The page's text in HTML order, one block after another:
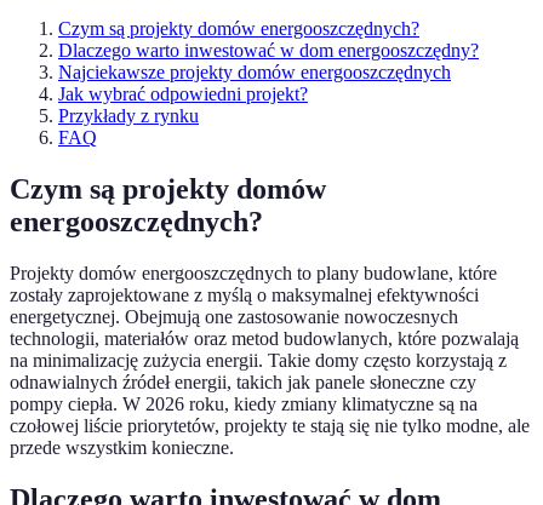
Czym są projekty domów energooszczędnych?
Dlaczego warto inwestować w dom energooszczędny?
Najciekawsze projekty domów energooszczędnych
Jak wybrać odpowiedni projekt?
Przykłady z rynku
FAQ
Czym są projekty domów
energooszczędnych?
Projekty domów energooszczędnych to plany budowlane, które
zostały zaprojektowane z myślą o maksymalnej efektywności
energetycznej. Obejmują one zastosowanie nowoczesnych
technologii, materiałów oraz metod budowlanych, które pozwalają
na minimalizację zużycia energii. Takie domy często korzystają z
odnawialnych źródeł energii, takich jak panele słoneczne czy
pompy ciepła. W 2026 roku, kiedy zmiany klimatyczne są na
czołowej liście priorytetów, projekty te stają się nie tylko modne, ale
przede wszystkim konieczne.